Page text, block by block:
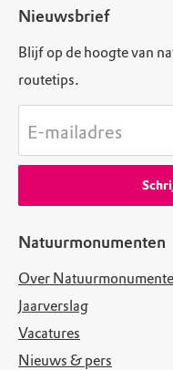
Natuurmonumenten
Over
Jaarverslag
Vacatures
Nieuws & pers
Nieuwsbrief
Blijf op de hoogte van
routetips.
E-mailadres